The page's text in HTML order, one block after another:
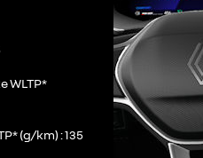
WLTP*
(g/km) 135